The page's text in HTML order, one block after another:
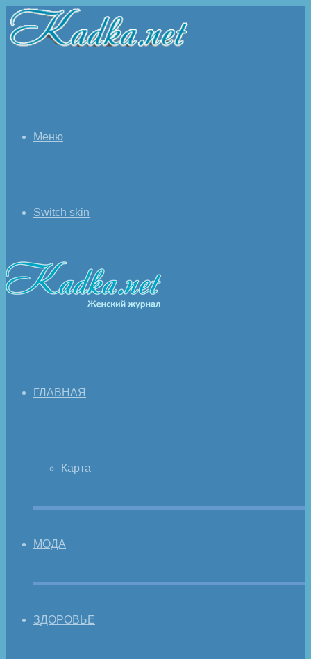
Меню
Switch skin
ГЛАВНАЯ
Карта
МОДА
ЗДОРОВЬЕ